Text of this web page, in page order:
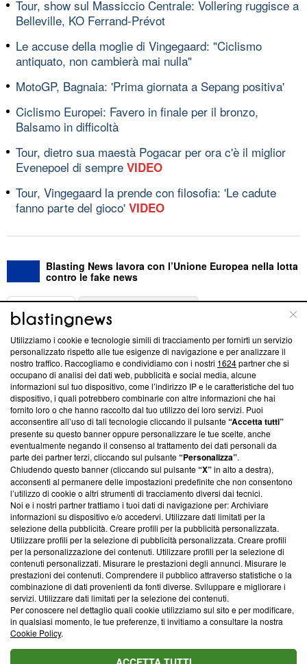
Tour, show sul Massiccio Centrale: Vollering ruggisce a
Belleville, KO Ferrand-Prévot
Le accuse della moglie di Vingegaard: "Ciclismo
antiquato, non cambierà mai nulla"
MotoGP, Bagnaia: 'Prima giornata a Sepang positiva'
Ciclismo Europei: Favero in finale per il bronzo,
Balsamo in difficoltà
Tour, dietro sua maestà Pogacar per ora c'è il miglior
Evenepoel di sempre VIDEO
Tour, Vingegaard la prende con filosofia: 'Le cadute
fanno parte del gioco' VIDEO
Blasting News lavora con l’Unione Europea nella lotta
contro le fake news
ABOUT
Questa sezione offre informazioni trasparenti su Blasting
News, sui nostri processi editoriali e su come ci impegniamo a
creare news di qualità. Inoltre, afferma la nostra aderenza a
‘Trust Project - News with Integrity’Blasting News non è
ancora membro del programma, ma ha richiesto di farne
parte; Trust Project non ha ancora effettuato una verifica di
conformità agli standard.
Su di noi
Team editoriale
Corporate
Redazione
Informativa Privacy
Cookie Policy
Blasting SA, IDI CHE-247.845.224, Via Carlo Frasca, 3 - 6900
Lugano (Svizzera) Tel:+39 0690258937
© 2026 Blasting News
Utilizziamo i cookie e tecnologie simili di tracciamento per fornirti un servizio
personalizzato rispetto alle tue esigenze di navigazione e per analizzare il
nostro traffico. Raccogliamo e condividiamo con i nostri 1624partner che si
occupano di analisi dei dati web, pubblicità e social media, alcune
informazioni sul tuo dispositivo, come l’indirizzo IP e le caratteristiche del tuo
dispositivo, i quali potrebbero combinarle con altre informazioni che hai
fornito loro o che hanno raccolto dal tuo utilizzo dei loro servizi. Puoi
acconsentire all’uso di tali tecnologie cliccando il pulsante“Accetta tutti”
presente su questo banner oppure personalizzare le tue scelte, anche
eventualmente negando il consenso al trattamento dei dati personali da
parte dei partner terzi, cliccando sul pulsante“Personalizza”.
Chiudendo questo banner (cliccando sul pulsante“X”in alto a destra),
acconsenti al permanere delle impostazioni predefinite che non consentono
l’utilizzo di cookie o altri strumenti di tracciamento diversi dai tecnici.
Noi e i nostri partner trattiamo i tuoi dati di navigazione per: Archiviare
informazioni su dispositivo e/o accedervi. Utilizzare dati limitati per la
selezione della pubblicità. Creare profili per la pubblicità personalizzata.
Utilizzare profili per la selezione di pubblicità personalizzata. Creare profili
per la personalizzazione dei contenuti. Utilizzare profili per la selezione di
contenuti personalizzati. Misurare le prestazioni degli annunci. Misurare le
prestazioni dei contenuti. Comprendere il pubblico attraverso statistiche o la
combinazione di dati provenienti da fonti diverse. Sviluppare e migliorare i
servizi. Utilizzare dati limitati per la selezione dei contenuti.
Per conoscere nel dettaglio quali cookie utilizziamo sul sito e per modificare,
in qualsiasi momento, le tue preferenze, ti invitiamo a consultare la nostra
Cookie Policy.